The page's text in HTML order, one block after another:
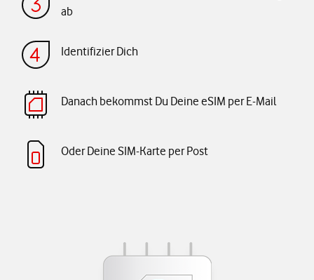
ab
Identifizier Dich
Danach bekommst Du Deine eSIM per E-Mail
Oder Deine SIM-Karte per Post